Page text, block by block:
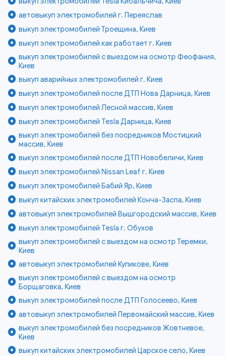
автовыкуп электромобилей г. Переяслав
выкуп электромобилей Троещина, Киев
выкуп электромобилей как работает г. Киев
выкуп электромобилей с выездом на осмотр Феофания,
Киев
выкуп аварийных электромобилей г. Киев
выкуп электромобилей после ДТП Нова Дарница, Киев
выкуп электромобилей Лесной массив, Киев
выкуп электромобилей Tesla Дарница, Киев
выкуп электромобилей без посредников Мостицкий
массив, Киев
выкуп электромобилей после ДТП Новобеличи, Киев
выкуп электромобилей Nissan Leaf г. Киев
выкуп электромобилей Бабий Яр, Киев
выкуп китайских электромобилей Конча-Заспа, Киев
автовыкуп электромобилей Вышгородский массив, Киев
выкуп электромобилей Tesla г. Обухов
выкуп электромобилей с выездом на осмотр Теремки,
Киев
автовыкуп электромобилей Куликове, Киев
выкуп электромобилей с выездом на осмотр
Борщаговка, Киев
выкуп электромобилей после ДТП Голосеево, Киев
автовыкуп электромобилей Первомайский массив, Киев
выкуп электромобилей без посредников Жовтневое,
Киев
выкуп китайских электромобилей Царское село, Киев